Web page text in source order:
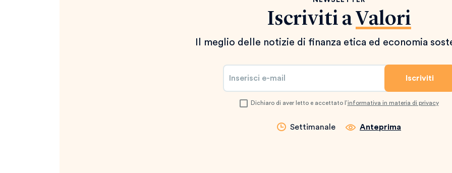
Iscriviti a Valori
Il meglio delle notizie di finanza etica ed economia
Dichiaro di aver letto e accettato l’informativa in materia di privacy
Settimanale Anteprima